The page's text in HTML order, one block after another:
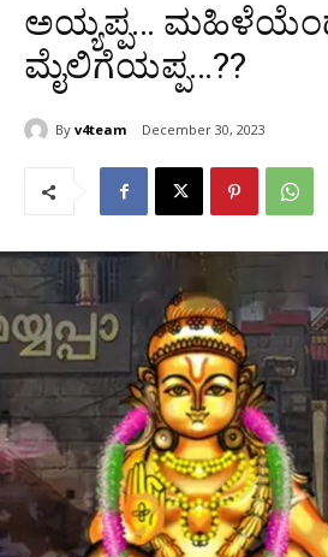
ಅಯ್ಯಪ್ಪ‌…
ಮೈಲಿಗೆಯಪ್ಪ…??
By v4team December 30, 2023